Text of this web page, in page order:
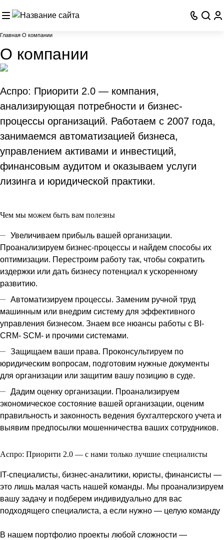
Главная О компании
О компании
Аспро: Приорити 2.0 — компания,
анализирующая потребности и бизнес-
процессы организаций. Работаем с 2007 года,
занимаемся автоматизацией бизнеса,
управлением активами и инвестиций,
финансовым аудитом и оказываем услуги
лизинга и юридической практики.
Чем мы можем быть вам полезны
Увеличиваем прибыль вашей организации.
Проанализируем бизнес-процессы и найдем способы их
оптимизации. Перестроим работу так, чтобы сократить
издержки или дать бизнесу потенциал к ускоренному
развитию.
Автоматизируем процессы. Заменим ручной труд
машинным или внедрим систему для эффективного
управления бизнесом. Знаем все нюансы работы с BI-
CRM- SCM- и прочими системами.
Защищаем ваши права. Проконсультируем по
юридическим вопросам, подготовим нужные документы
для организации или защитим вашу позицию в суде.
Дадим оценку организации. Проанализируем
экономическое состояние вашей организации, оценим
правильность и законность ведения бухгалтерского учета и
выявим предпосылки мошенничества ваших сотрудников.
Аспро: Приорити 2.0 — с нами только лучшие специалисты
IT-специалисты, бизнес-аналитики, юристы, финансисты —
это лишь малая часть нашей команды. Мы проанализируем
вашу задачу и подберем индивидуально для вас
подходящего специалиста, а если нужно — целую команду
В нашем портфолио проекты любой сложности —